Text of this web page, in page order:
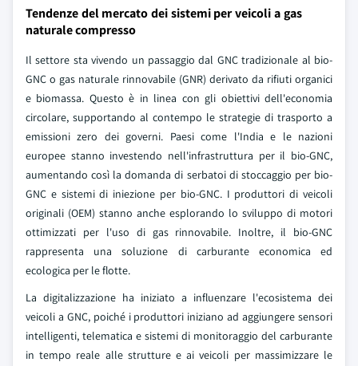
Tendenze del mercato dei sistemi per veicoli a gas
naturale compresso
Il settore sta vivendo un passaggio dal GNC tradizionale al bio-
GNC o gas naturale rinnovabile (GNR) derivato da rifiuti organici
e biomassa. Questo è in linea con gli obiettivi dell'economia
circolare, supportando al contempo le strategie di trasporto a
emissioni zero dei governi. Paesi come l'India e le nazioni
europee stanno investendo nell'infrastruttura per il bio-GNC,
aumentando così la domanda di serbatoi di stoccaggio per bio-
GNC e sistemi di iniezione per bio-GNC. I produttori di veicoli
originali (OEM) stanno anche esplorando lo sviluppo di motori
ottimizzati per l'uso di gas rinnovabile. Inoltre, il bio-GNC
rappresenta una soluzione di carburante economica ed
ecologica per le flotte.
La digitalizzazione ha iniziato a influenzare l'ecosistema dei
veicoli a GNC, poiché i produttori iniziano ad aggiungere sensori
intelligenti, telematica e sistemi di monitoraggio del carburante
in tempo reale alle strutture e ai veicoli per massimizzare le